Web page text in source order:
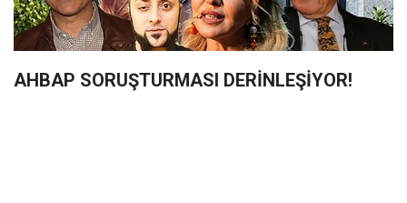
AHBAP SORUŞTURMASI DERİNLEŞİYOR!